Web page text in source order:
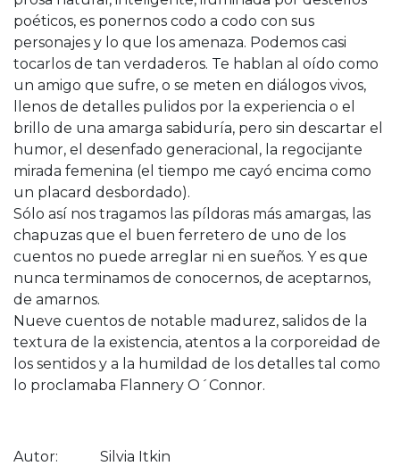
poéticos, es ponernos codo a codo con sus
personajes y lo que los amenaza. Podemos casi
tocarlos de tan verdaderos. Te hablan al oído como
un amigo que sufre, o se meten en diálogos vivos,
llenos de detalles pulidos por la experiencia o el
brillo de una amarga sabiduría, pero sin descartar el
humor, el desenfado generacional, la regocijante
mirada femenina (el tiempo me cayó encima como
un placard desbordado).
Sólo así nos tragamos las píldoras más amargas, las
chapuzas que el buen ferretero de uno de los
cuentos no puede arreglar ni en sueños. Y es que
nunca terminamos de conocernos, de aceptarnos,
de amarnos.
Nueve cuentos de notable madurez, salidos de la
textura de la existencia, atentos a la corporeidad de
los sentidos y a la humildad de los detalles tal como
lo proclamaba Flannery O´Connor.
Autor:
Silvia Itkin